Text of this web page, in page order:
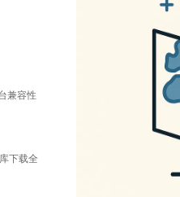
兼容性
下载全